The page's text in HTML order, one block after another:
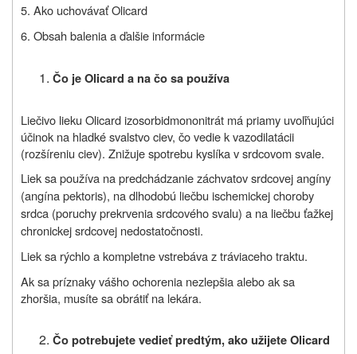
5. Ako uchovávať Olicard
6. Obsah balenia a ďalšie informácie
Čo je Olicard a na čo sa používa
Liečivo lieku Olicard izosorbidmononitrát má priamy uvoľňujúci
účinok na hladké svalstvo ciev, čo vedie k vazodilatácii
(rozšíreniu ciev). Znižuje spotrebu kyslíka v srdcovom svale.
Liek sa používa na predchádzanie záchvatov srdcovej angíny
(angína pektoris), na dlhodobú liečbu ischemickej choroby
srdca (poruchy prekrvenia srdcového svalu) a na liečbu ťažkej
chronickej srdcovej nedostatočnosti.
Liek sa rýchlo a kompletne vstrebáva z tráviaceho traktu.
Ak sa príznaky vášho ochorenia nezlepšia alebo ak sa
zhoršia, musíte sa obrátiť na lekára.
Čo potrebujete vedieť predtým, ako užijeteOlicard